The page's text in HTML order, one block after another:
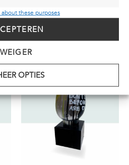
about these purposes
WEIGER
OPTIES
MEER INFORMATIE